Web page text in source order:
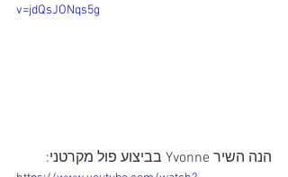
v=jdQsJONqs5g
הנה השיר Yvonne בביצוע פול מקרטני: